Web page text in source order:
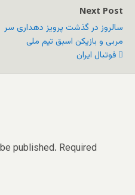
Next Post
سالروز در گذشت پرویز دهداری سر
مربی و بازیکن اسبق تیم ملی
فوتبال ایران
published. Required